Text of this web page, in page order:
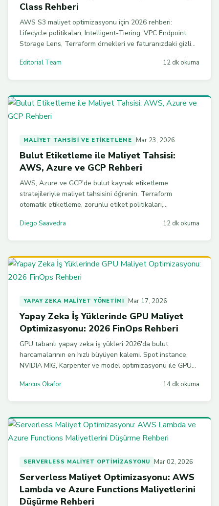
Class Rehberi
AWS S3 maliyet optimizasyonu için 2026 rehberi:
Lifecycle politikaları, Intelligent-Tiering, VPC Endpoint,
Storage Lens, Terraform örnekleri ve faturanızdaki gizli
Editorial Team 12 dk okuma
MALIYET TAHSISI VE ETIKETLEME Mar 23, 2026
Bulut Etiketleme ile Maliyet Tahsisi:
AWS, Azure ve GCP Rehberi
AWS, Azure ve GCP'de bulut kaynak etiketleme
stratejileriyle maliyet tahsisini öğrenin. Terraform
otomatik etiketleme, zorunlu etiket politikaları,
standardizasyonu adım adım anlatılıyor.
Diego Saavedra 12 dk okuma
YAPAY ZEKA MALIYET YÖNETIMI Mar 17, 2026
Yapay Zeka İş Yüklerinde GPU Maliyet
Optimizasyonu: 2026 FinOps Rehberi
GPU tabanlı yapay zeka iş yükleri 2026'da bulut
harcamalarının en hızlı büyüyen kalemi. Spot instance,
NVIDIA MIG, Karpenter ve model optimizasyonu ile GPU
yollarını keşfedin.
Marcus Okafor 14 dk okuma
SERVERLESS MALIYET OPTIMIZASYONU Mar 02, 2026
Serverless Maliyet Optimizasyonu: AWS
Lambda ve Azure Functions Maliyetlerini
Düşürme Rehberi